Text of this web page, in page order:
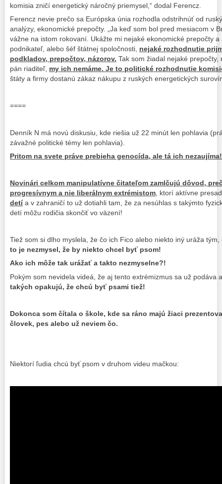
komisia zničí energetický náročný priemysel,“ dodal Ferencz.
Ferencz nevie prečo sa Európska únia rozhodla odstrihnúť od
analýzy, ekonomické prepočty. „Ja keď som bol pred mesiacom v
vážne na istom rokovaní. Ukážte mi nejaké ekonomické prepočty
podnikateľ, alebo šéf štátnej spoločnosti, nejaké rozhodnutie
podkladov, prepočtov, názorov. Tak som žiadal nejaké
pán riaditeľ, my ich nemáme. Je to politické rozhodnutie
štáty a firmy dostanú zákaz nákupu z ruských energetických
====
Denník N má novú diskusiu, kde riešia už 22 minút len pohlavia
závažné politické témy len pohlavia).
Pritom na svete práve prebieha genocída, ale tá ich nezaujíma!
Novinári celkom manipulatívne čitateľom zamlčujú dôvod,
progresívnym a nie liberálnym extrémistom , ktorí aktívne
detía v zahraničí to už dotiahli tam, že za nesúhlas s takýmto
detí môžu rodičia skončiť vo väzení!
Tiež som si dlho myslela, že čo ich Fico alebo niekto iný uráža
to je nezmysel, že by niekto chcel byť psom!
Ako ich môže tak urážať a takto nezmyselne?!
Pokým som nevidela videá, že aj tento extrémizmus sa už podáva
takých opakujú, že chcú byť psami tiež!
Dokonca som čítala o škole, kde sa ráno majú žiaci
človek, pes alebo už neviem čo.
Niektorí ľudia chcú byť psom v druhom videu mačkou: